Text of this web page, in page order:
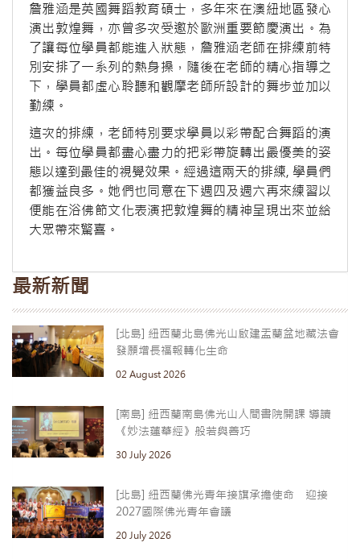
詹雅涵是英國舞蹈教育碩士，多年來在澳紐地區發心
演出敦煌舞，亦曾多次受邀於歐洲重要節慶演出。為
了讓每位學員都能進入狀態，詹雅涵老師在排練前特
別安排了一系列的熱身操，隨後在老師的精心指導之
下，學員都虛心聆聽和觀摩老師所設計的舞步並加以
勤練。
這次的排練，老師特別要求學員以彩帶配合舞蹈的演
出。每位學員都盡心盡力的把彩帶旋轉出最優美的姿
態以達到最佳的視覺效果。經過這兩天的排練, 學員們
都獲益良多。她們也同意在下週四及週六再來練習以
便能在浴佛節文化表演把敦煌舞的精神呈現出來並給
大眾帶來驚喜。
最新新聞
[北島] 紐西蘭北島佛光山啟建盂蘭盆地藏法會
發願增長福報轉化生命
02 August 2026
[南島] 紐西蘭南島佛光山人間書院開課 導讀
《妙法蓮華經》般若與善巧
30 July 2026
[北島] 紐西蘭佛光青年接旗承擔使命 迎接
2027國際佛光青年會議
20 July 2026